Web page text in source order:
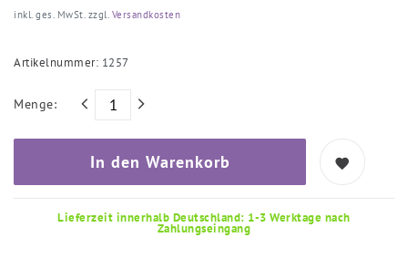
inkl. ges. MwSt. zzgl. Versandkosten
Artikelnummer: 1257
Menge:
In den Warenkorb
Lieferzeit innerhalb Deutschland: 1-3 Werktage nach
Zahlungseingang